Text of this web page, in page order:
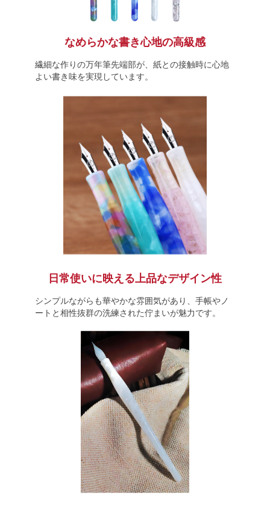
なめらかな書き心地の高級感
繊細な作りの万年筆先端部が、紙との接触時に心地
よい書き味を実現しています。
日常使いに映える上品なデザイン性
シンプルながらも華やかな雰囲気があり、手帳やノ
ートと相性抜群の洗練された佇まいが魅力です。